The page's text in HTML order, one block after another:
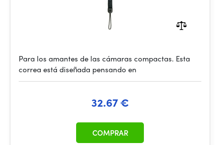
Para los amantes de las cámaras compactas. Esta
correa está diseñada pensando en
32.67 €
COMPRAR